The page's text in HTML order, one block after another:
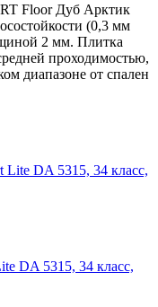
Floor Дуб Арктик
(0,3 мм
2 мм. Плитка
проходимостью,
диапазоне от спален
DA 5315, 34 класс,